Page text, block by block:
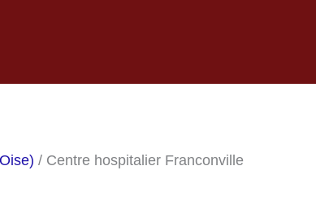
/ Centre hospitalier Franconville